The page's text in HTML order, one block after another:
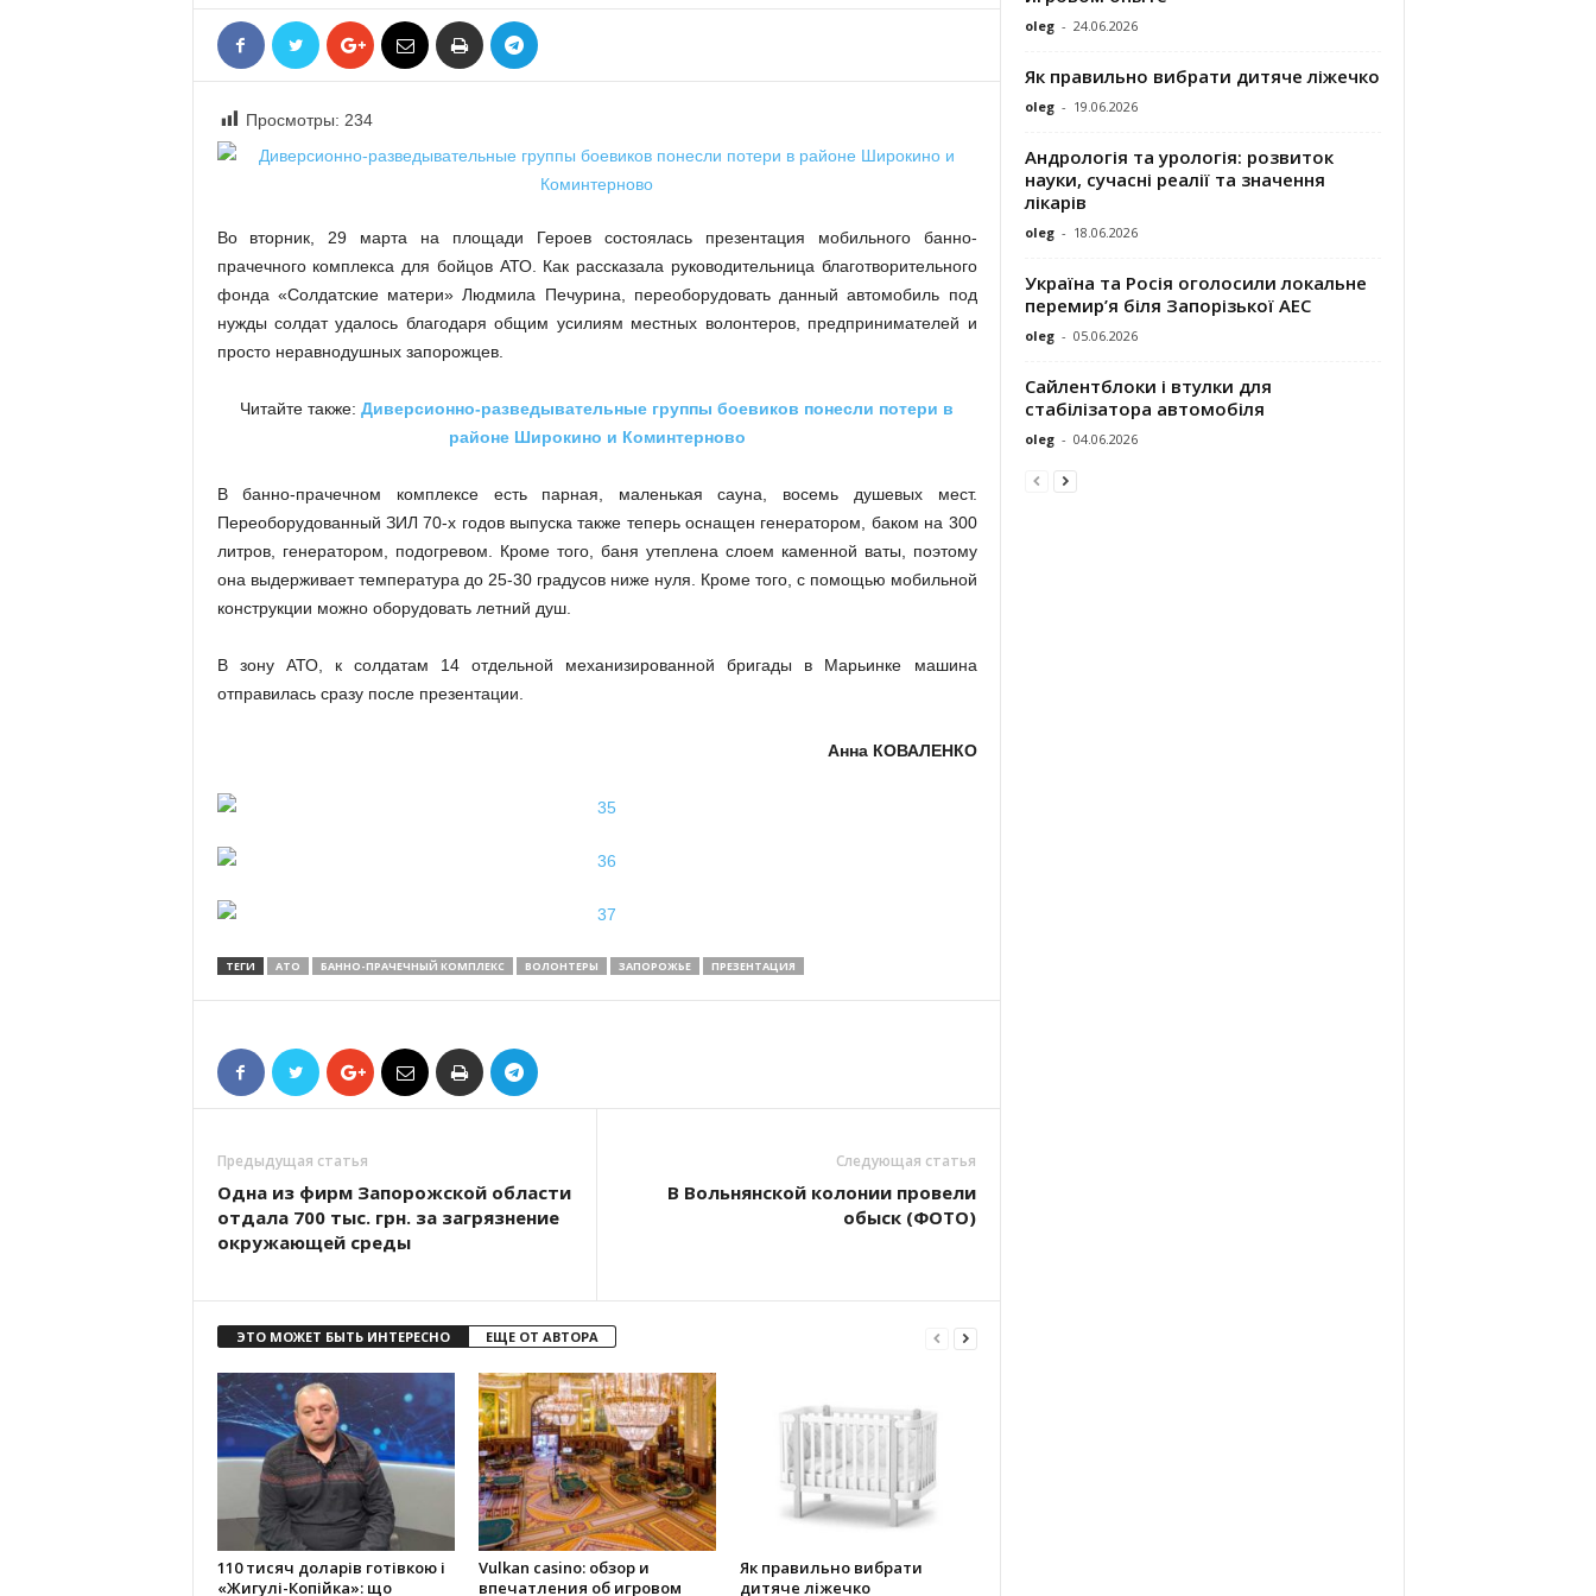
Просмотры: 234
Во вторник, 29 марта на площади Героев состоялась презентация мобильного банно-
прачечного комплекса для бойцов АТО. Как рассказала руководительница благотворительного
фонда «Солдатские матери» Людмила Печурина, переоборудовать данный автомобиль под
нужды солдат удалось благодаря общим усилиям местных волонтеров, предпринимателей и
просто неравнодушных запорожцев.
Читайте также: Диверсионно-разведывательные группы боевиков понесли потери в
районе Широкино и Коминтерново
В банно-прачечном комплексе есть парная, маленькая сауна, восемь душевых мест.
Переоборудованный ЗИЛ 70-х годов выпуска также теперь оснащен генератором, баком на 300
литров, генератором, подогревом. Кроме того, баня утеплена слоем каменной ваты, поэтому
она выдерживает температура до 25-30 градусов ниже нуля. Кроме того, с помощью мобильной
конструкции можно оборудовать летний душ.
В зону АТО, к солдатам 14 отдельной механизированной бригады в Марьинке машина
отправилась сразу после презентации.
Анна КОВАЛЕНКО
ТЕГИ АТО БАННО-ПРАЧЕЧНЫЙ КОМПЛЕКС ВОЛОНТЕРЫ ЗАПОРОЖЬЕ ПРЕЗЕНТАЦИЯ
Предыдущая статья
Одна из фирм Запорожской области
отдала 700 тыс. грн. за загрязнение
окружающей среды
Следующая статья
В Вольнянской колонии провели
обыск (ФОТО)
ЭТО МОЖЕТ БЫТЬ ИНТЕРЕСНО ЕЩЕ ОТ АВТОРА
110 тисяч доларів готівкою і
«Жигулі-Копійка»: що
Vulkan casino: обзор и
впечатления об игровом
Як правильно вибрати
дитяче ліжечко
oleg - 24.06.2026
Як правильно вибрати дитяче ліжечко
oleg - 19.06.2026
Андрологія та урологія: розвиток
науки, сучасні реалії та значення
лікарів
oleg - 18.06.2026
Україна та Росія оголосили локальне
перемир’я біля Запорізької АЕС
oleg - 05.06.2026
Сайлентблоки і втулки для
стабілізатора автомобіля
oleg - 04.06.2026